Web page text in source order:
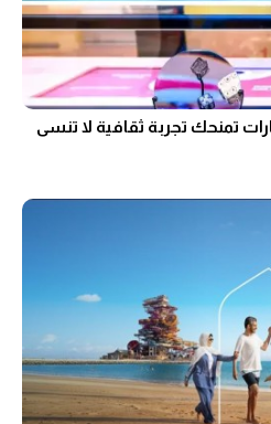
تمنحك تجربة ثقافية لا تنسى